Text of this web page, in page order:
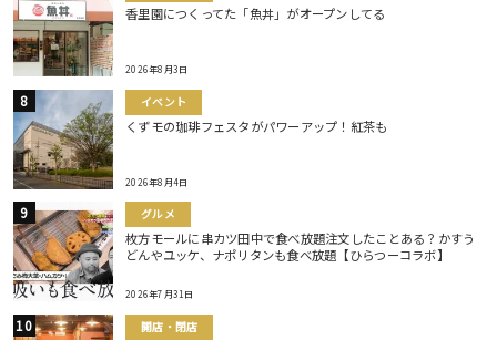
香里園につくってた「魚丼」がオープンしてる
2026年8月3日
イベント
くずモの珈琲フェスタがパワーアップ！紅茶も
2026年8月4日
グルメ
枚方モールに串カツ田中で食べ放題注文したことある？かすう
どんやユッケ、ナポリタンも食べ放題【ひらつーコラボ】
2026年7月31日
開店・閉店